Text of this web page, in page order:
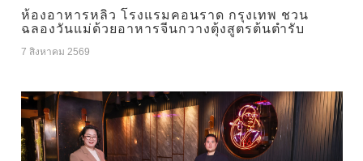
ห้องอาหารหลิว โรงแรมคอนราด กรุงเทพ ชวน
ฉลองวันแม่ด้วยอาหารจีนกวางตุ้งสูตรต้นตำรับ
7 สิงหาคม 2569